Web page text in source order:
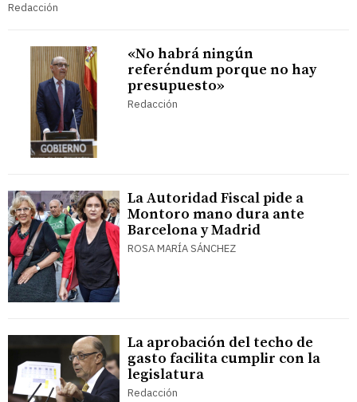
Redacción
«No habrá ningún
referéndum porque no hay
presupuesto»
Redacción
La Autoridad Fiscal pide a
Montoro mano dura ante
Barcelona y Madrid
ROSA MARÍA SÁNCHEZ
La aprobación del techo de
gasto facilita cumplir con la
legislatura
Redacción